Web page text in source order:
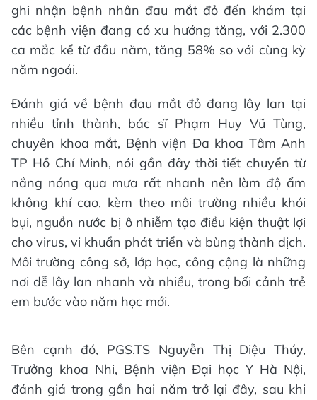
ghi nhận bệnh nhân đau mắt đỏ đến khám tại
các bệnh viện đang có xu hướng tăng, với 2.300
ca mắc kể từ đầu năm, tăng 58% so với cùng kỳ
năm ngoái.
Đánh giá về bệnh đau mắt đỏ đang lây lan tại
nhiều tỉnh thành, bác sĩ Phạm Huy Vũ Tùng,
chuyên khoa mắt, Bệnh viện Đa khoa Tâm Anh
TP Hồ Chí Minh, nói gần đây thời tiết chuyển từ
nắng nóng qua mưa rất nhanh nên làm độ ẩm
không khí cao, kèm theo môi trường nhiều khói
bụi, nguồn nước bị ô nhiễm tạo điều kiện thuật lợi
cho virus, vi khuẩn phát triển và bùng thành dịch.
Môi trường công sở, lớp học, công cộng là những
nơi dễ lây lan nhanh và nhiều, trong bối cảnh trẻ
em bước vào năm học mới.
Bên cạnh đó, PGS.TS Nguyễn Thị Diệu Thúy,
Trưởng khoa Nhi, Bệnh viện Đại học Y Hà Nội,
đánh giá trong gần hai năm trở lại đây, sau khi